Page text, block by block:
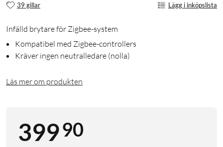
39 gillar Lägg i inköpslista
Infälld brytare för Zigbee-system
Kompatibel med Zigbee-controllers
Kräver ingen neutralledare (nolla)
Läs mer om produkten
39990